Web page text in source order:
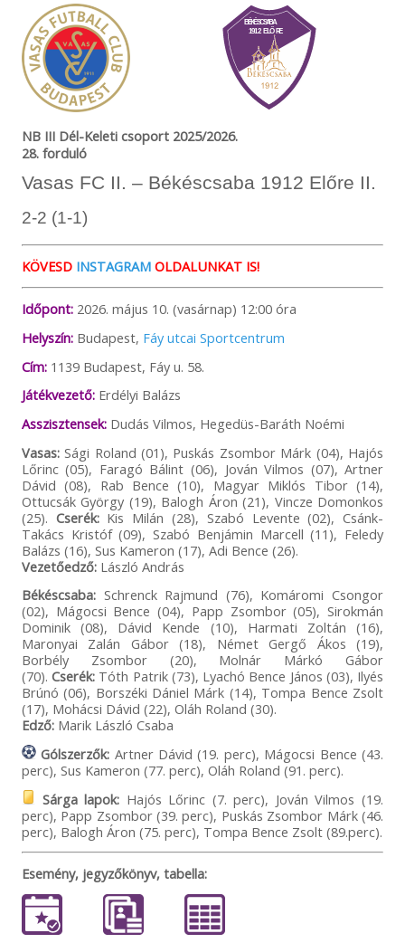
NB III Dél-Keleti csoport 2025/2026.
28. forduló
Vasas FC II. – Békéscsaba 1912 Előre II.
2-2 (1-1)
KÖVESD INSTAGRAMOLDALUNKAT IS!
Időpont:2026. május 10. (vasárnap) 12:00 óra
Helyszín:Budapest, Fáy utcai Sportcentrum
Cím: 1139 Budapest, Fáy u. 58.
Játékvezető:Erdélyi Balázs
Asszisztensek:Dudás Vilmos, Hegedüs-Baráth Noémi
Vasas:Sági Roland (01), Puskás Zsombor Márk (04), Hajós
Lőrinc (05), Faragó Bálint (06), Jován Vilmos (07), Artner
Dávid (08), Rab Bence (10), Magyar Miklós Tibor (14),
Ottucsák György (19), Balogh Áron (21), Vincze Domonkos
(25). Cserék:Kis Milán (28), Szabó Levente (02), Csánk-
Takács Kristóf (09), Szabó Benjámin Marcell (11), Feledy
Balázs (16), Sus Kameron (17), Adi Bence (26).
Vezetőedző:László András
Békéscsaba: Schrenck Rajmund (76), Komáromi Csongor
(02), Mágocsi Bence (04), Papp Zsombor (05), Sirokmán
Dominik (08), Dávid Kende (10), Harmati Zoltán (16),
Maronyai Zalán Gábor (18), Német Gergő Ákos (19),
Borbély Zsombor (20), Molnár Márkó Gábor
(70).Cserék: Tóth Patrik (73), Lyachó Bence János (03), Ilyés
Brúnó (06), Borszéki Dániel Márk (14), Tompa Bence Zsolt
(17), Mohácsi Dávid (22), Oláh Roland (30).
Edző:Marik László Csaba
Gólszerzők: Artner Dávid (19. perc), Mágocsi Bence (43.
perc), Sus Kameron (77. perc), Oláh Roland (91. perc).
Sárga lapok: Hajós Lőrinc (7. perc), Jován Vilmos (19.
perc), Papp Zsombor (39. perc), Puskás Zsombor Márk (46.
perc), Balogh Áron (75. perc), Tompa Bence Zsolt (89.perc).
Esemény, jegyzőkönyv, tabella: